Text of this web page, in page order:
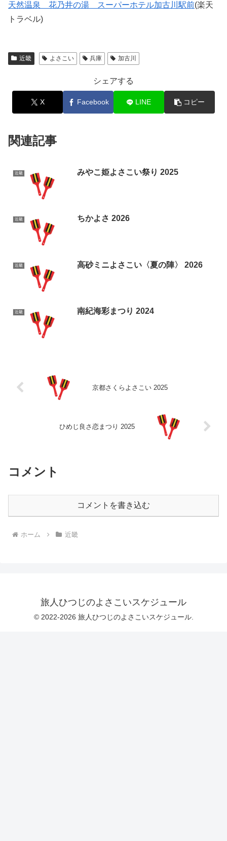
天然温泉 花乃井の湯 スーパーホテル加古川駅前(楽天
トラベル)
近畿 よさこい 兵庫 加古川
シェアする
X Facebook LINE コピー
関連記事
近畿 みやこ姫よさこい祭り 2025
近畿 ちかよさ 2026
近畿 高砂ミニよさこい〈夏の陣〉 2026
近畿 南紀海彩まつり 2024
京都さくらよさこい 2025
ひめじ良さ恋まつり 2025
コメント
コメントを書き込む
ホーム 近畿
旅人ひつじのよさこいスケジュール
© 2022-2026 旅人ひつじのよさこいスケジュール.